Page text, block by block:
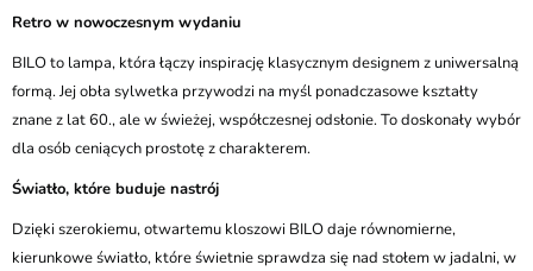
Poczta Polska Kurier 48H - 16 zł
Przesyłka Gabarytowa - 35 zł
kontakt@ledstyl.pl
Retro w nowoczesnym wydaniu
BILO to lampa, która łączy inspirację klasycznym designem z uniwersalną
formą. Jej obła sylwetka przywodzi na myśl ponadczasowe kształty
znane z lat 60., ale w świeżej, współczesnej odsłonie. To doskonały wybór
dla osób ceniących prostotę z charakterem.
Światło, które buduje nastrój
Dzięki szerokiemu, otwartemu kloszowi BILO daje równomierne,
kierunkowe światło, które świetnie sprawdza się nad stołem w jadalni, w